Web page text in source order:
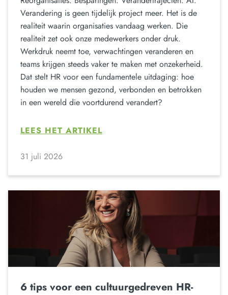
Verandering is geen tijdelijk project meer. Het is de
realiteit waarin organisaties vandaag werken. Die
realiteit zet ook onze medewerkers onder druk.
Werkdruk neemt toe, verwachtingen veranderen en
teams krijgen steeds vaker te maken met onzekerheid.
Dat stelt HR voor een fundamentele uitdaging: hoe
houden we mensen gezond, verbonden en betrokken
in een wereld die voortdurend verandert?
LEES HET ARTIKEL
31 juli 2026
6 tips voor een cultuurgedreven HR-